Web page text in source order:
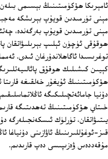
مېنى تۈرمىدىن قويۇپ بېرىشكە
مېنى تۈرمىدىن قويۇپ بەرگەندە،
ھوقۇقى ئۈچۈن ئېلىپ بېرىلىۋاتقان
توغرىسىدا ئاگاھلاندۇرغان ئىدى.
كېيىن كىشىلىك ھوقۇق
ھۆكۈمىتىنىڭ ئۇيغۇر خەلقىغە
دۇنيا جامائەتچىلىكىگە
خىتاي ھۆكۈمىتىنىڭ تەھدىتىگە
يىتىۋاتقان، تۈرلۈك ئىسكەنجىلەرگە
قىز-ئوغۇللىرىنىڭ ئاۋازىنى دۇنياغا
مۇقەددەس ۋەزىپىسى دەپ قارىدىم.